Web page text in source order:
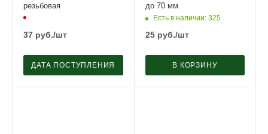
резьбовая
37 руб./шт
ДАТА ПОСТУПЛЕНИЯ
до 70 мм
Есть в наличии: 325
25руб./шт
В КОРЗИНУ